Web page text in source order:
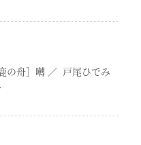
の舟］囀／ 戸尾ひでみ